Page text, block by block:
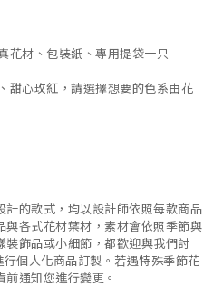
花材、包裝紙、專用提袋一只
甜心玫紅，請選擇想要的色系由花
計的款式，均以設計師依照每款商品
與各式花材葉材，素材會依照季節與
裝飾品或小細節，都歡迎與我們討
行個人化商品訂製。若遇特殊季節花
通知您進行變更。